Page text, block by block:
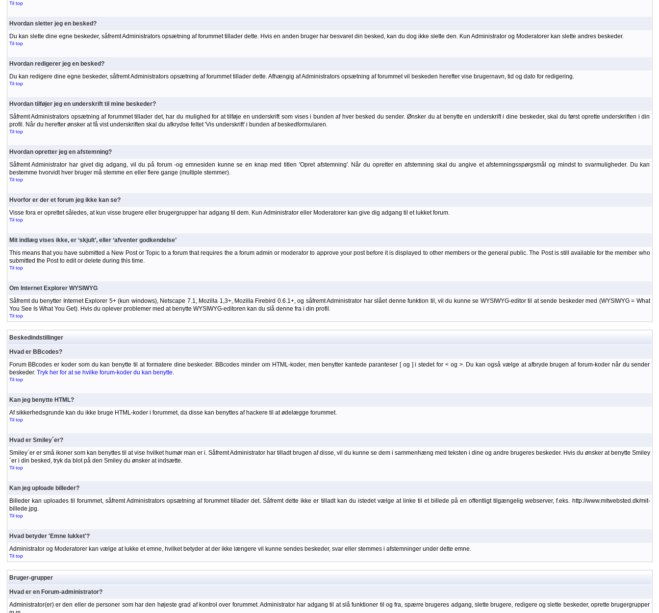
Til top
Hvordan sletter jeg en besked?
Du kan slette dine egne beskeder, såfremt Administrators opsætning af forummet tillader dette. Hvis en anden bruger har besvaret din besked, kan du dog ikke slette den. Kun Administrator og Moderatorer kan slette andres beskeder.
Til top
Hvordan redigerer jeg en besked?
Du kan redigere dine egne beskeder, såfremt Administrators opsætning af forummet tillader dette. Afhængig af Administrators opsætning af forummet vil beskeden herefter vise brugernavn, tid og dato for redigering.
Til top
Hvordan tilføjer jeg en underskrift til mine beskeder?
Såfremt Administrators opsætning af forummet tillader det, har du mulighed for at tilføje en underskrift som vises i bunden af hver besked du sender. Ønsker du at benytte en underskrift i dine beskeder, skal du først oprette underskriften i din
profil. Når du herefter ønsker at få vist underskriften skal du afkrydse feltet 'Vis underskrift' i bunden af beskedformularen.
Til top
Hvordan opretter jeg en afstemning?
Såfremt Administrator har givet dig adgang, vil du på forum -og emnesiden kunne se en knap med titlen 'Opret afstemning'. Når du opretter en afstemning skal du angive et afstemningsspørgsmål og mindst to svarmuligheder. Du kan
bestemme hvorvidt hver bruger må stemme en eller flere gange (multiple stemmer).
Til top
Hvorfor er der et forum jeg ikke kan se?
Visse fora er oprettet således, at kun visse brugere eller brugergrupper har adgang til dem. Kun Administrator eller Moderatorer kan give dig adgang til et lukket forum.
Til top
Mit indlæg vises ikke, er ‘skjult’, eller ‘afventer godkendelse’
This means that you have submitted a New Post or Topic to a forum that requires the a forum admin or moderator to approve your post before it is displayed to other members or the general public. The Post is still available for the member who
submitted the Post to edit or delete during this time.
Til top
Om Internet Explorer WYSIWYG
Såfremt du benytter Internet Explorer 5+ (kun windows), Netscape 7.1, Mozilla 1,3+, Mozilla Firebird 0.6.1+, og såfremt Administrator har slået denne funktion til, vil du kunne se WYSIWYG-editor til at sende beskeder med (WYSIWYG = What
You See Is What You Get). Hvis du oplever problemer med at benytte WYSIWYG-editoren kan du slå denne fra i din profil.
Til top
Beskedindstillinger
Hvad er BBcodes?
Forum BBcodes er koder som du kan benytte til at formatere dine beskeder. BBcodes minder om HTML-koder, men benytter kantede paranteser [ og ] i stedet for < og >. Du kan også vælge at afbryde brugen af forum-koder når du sender
beskeder. Tryk her for at se hvilke forum-koder du kan benytte.
Til top
Kan jeg benytte HTML?
Af sikkerhedsgrunde kan du ikke bruge HTML-koder i forummet, da disse kan benyttes af hackere til at ødelægge forummet.
Til top
Hvad er Smiley´er?
Smiley´er er små ikoner som kan benyttes til at vise hvilket humør man er i. Såfremt Administrator har tilladt brugen af disse, vil du kunne se dem i sammenhæng med teksten i dine og andre brugeres beskeder. Hvis du ønsker at benytte Smiley
´er i din besked, tryk da blot på den Smiley du ønsker at indsætte.
Til top
Kan jeg uploade billeder?
Billeder kan uploades til forummet, såfremt Administrators opsætning af forummet tillader det. Såfremt dette ikke er tilladt kan du istedet vælge at linke til et billede på en offentligt tilgængelig webserver, f.eks. http://www.mitwebsted.dk/mit-
billede.jpg.
Til top
Hvad betyder 'Emne lukket'?
Administrator og Moderatorer kan vælge at lukke et emne, hvilket betyder at der ikke længere vil kunne sendes beskeder, svar eller stemmes i afstemninger under dette emne.
Til top
Bruger-grupper
Hvad er en Forum-administrator?
Administrator(er) er den eller de personer som har den højeste grad af kontrol over forummet. Administrator har adgang til at slå funktioner til og fra, spærre brugeres adgang, slette brugere, redigere og slette beskeder, oprette brugergrupper